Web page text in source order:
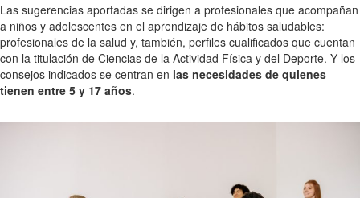
Las sugerencias aportadas se dirigen a profesionales que acompañan
a niños y adolescentes en el aprendizaje de hábitos saludables:
profesionales de la salud y, también, perfiles cualificados que cuentan
con la titulación de Ciencias de la Actividad Física y del Deporte. Y los
consejos indicados se centran en las necesidades de quienes
tienen entre 5 y 17 años.